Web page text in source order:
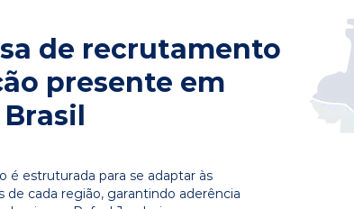
de recrutamento
presente em
é estruturada para se adaptar às
de cada região, garantindo aderência